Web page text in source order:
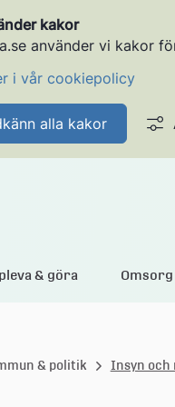
kakor
använder vi kakor
i vår cookiepolicy
alla kakor
& göra
& politik Insyn och